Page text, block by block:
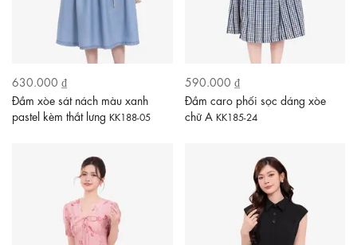
630.000 ₫
Đầm xòe sát nách màu xanh
pastel kèm thắt lưng KK188-05
590.000 ₫
Đầm caro phối sọc dáng xòe
chữ A KK185-24